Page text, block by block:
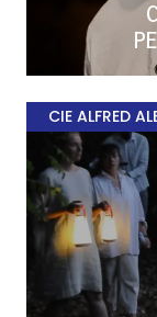
CIE ALFRED